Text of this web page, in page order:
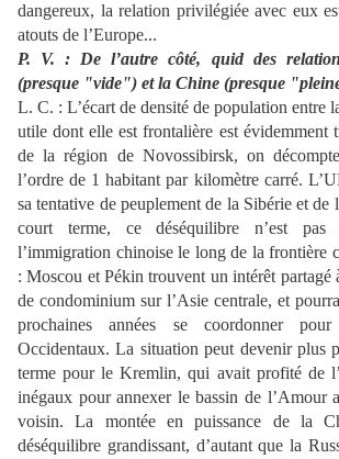
dangereux, la relation privilégiée avec eux
atouts de l’Europe...
P. V.: De l’autre côté, quid des
(presque "vide") et la Chine (presque
L. C. : L’écart de densité de population entre
utile dont elle est frontalière est évidemment
de la région de Novossibirsk, on
l’ordre de 1 habitant par kilomètre carré.
sa tentative de peuplement de la Sibérie et de
court terme, ce déséquilibre n’est pas
l’immigration chinoise le long de lafrontière
: Moscou et Pékin trouvent un intérêt partagé
de condominium sur l’Asie centrale, et
prochaines années se coordonner
Occidentaux. La situation peut devenir plus
terme pour le Kremlin, qui avait profité de
inégaux pour annexer le bassin de l’Amour
voisin. La montée en puissance de la
déséquilibre grandissant, d’autant que la